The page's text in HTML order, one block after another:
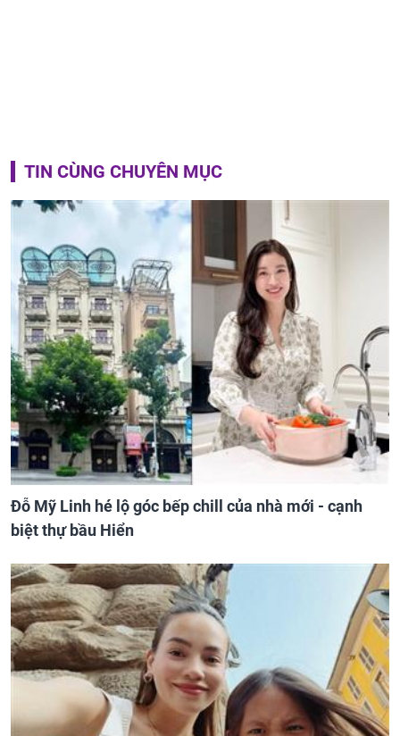
TIN CÙNG CHUYÊN MỤC
Đỗ Mỹ Linh hé lộ góc bếp chill của nhà mới - cạnh
biệt thự bầu Hiển